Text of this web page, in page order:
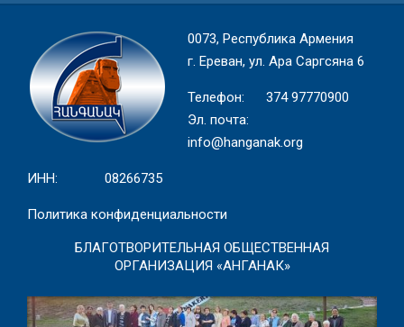
0073, Республика Армения
г. Ереван, ул. Ара Саргсяна 6
Телефон: 374 97770900
Эл. почта:
info@hanganak.org
ИНН: 08266735
Политика конфиденциальности
БЛАГОТВОРИТЕЛЬНАЯ ОБЩЕСТВЕННАЯ
ОРГАНИЗАЦИЯ «АНГАНАК»